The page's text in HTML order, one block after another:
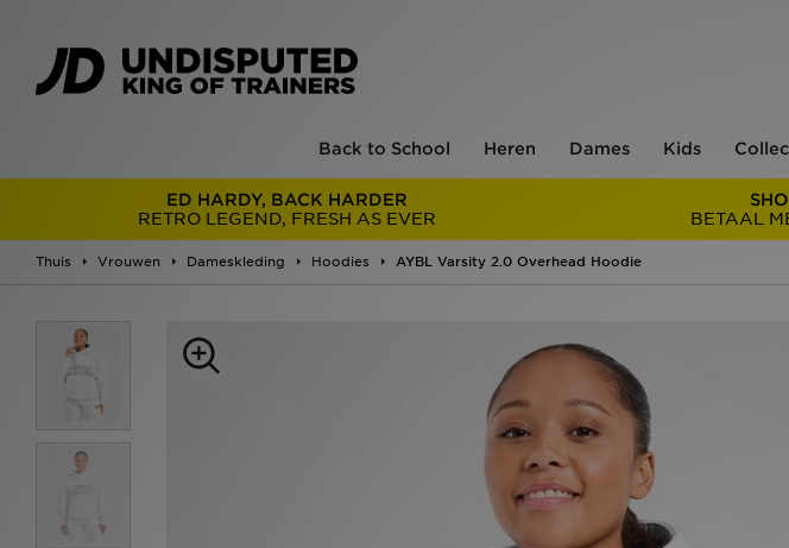
Back to School Heren Dames Kids
ED HARDY, BACK HARDER
RETRO LEGEND, FRESH AS EVER
BETAAL
Thuis Vrouwen Dameskleding Hoodies AYBL Varsity 2.0 Overhead Hoodie